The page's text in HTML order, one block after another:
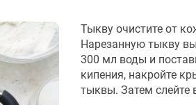
Тыкву очистите от
Нарезанную тыкву
300 мл воды и
кипения, накройте
тыквы. Затем слейте